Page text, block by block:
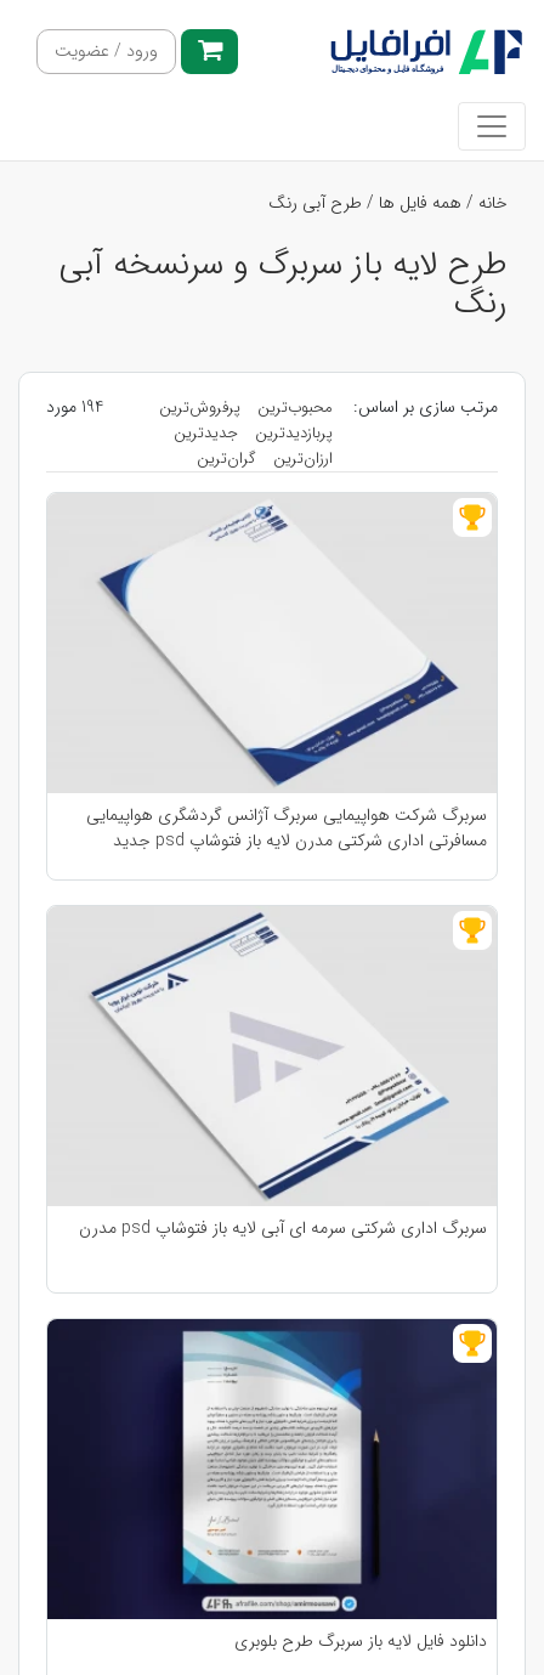
ورود / عضویت
خانه / همه فایل ها / طرح آبی رنگ
طرح لایه باز سربرگ و سرنسخه آبی
رنگ
مرتب سازی بر اساس: محبوب‌ترین
پرفروش‌ترین
پربازدیدترین
جدیدترین
ارزان‌ترین
گران‌ترین
194 مورد
سربرگ شرکت هواپیمایی سربرگ آژانس گردشگری هواپیمایی
مسافرتی اداری شرکتی مدرن لایه باز فتوشاپ psd جدید
سربرگ اداری شرکتی سرمه ای آبی لایه باز فتوشاپ psd مدرن
دانلود فایل لایه باز سربرگ طرح بلوبری